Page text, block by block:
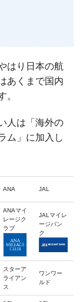
はり日本の航
あくまで国内
。
人は「海外の
ム」に加入し
ANA JAL
ANAマイ
レージク
ラブ
JALマイレ
ージバン
ク
スターア
ライアン
ス
ワンワー
ルド